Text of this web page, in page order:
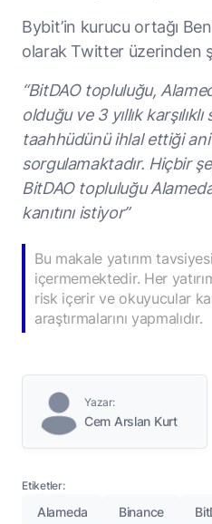
Bybit’in kurucu ortağı
olarak Twitter üzerinden
“BitDAO topluluğu,
olduğu ve 3 yıllık
taahhüdünü ihlal ettiği
sorgulamaktadır. Hiçbir
BitDAO topluluğu
kanıtını istiyor”
Bu makale yatırım
içermemektedir. Her
risk içerir ve okuyucular
araştırmalarını yapmalıdır.
Yazar:
Cem Arslan Kurt
Etiketler:
Alameda Binance